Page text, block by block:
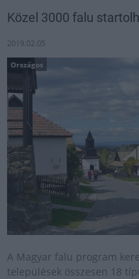
Közel 3000 falu
2019.02.05
Országos
A Magyar falu program
települések összesen 18